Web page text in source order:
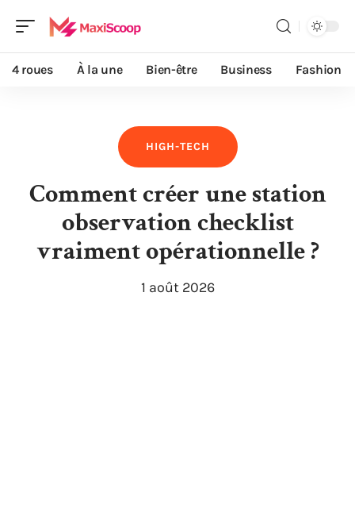
4 roues À la une Bien-être Business Fashion
HIGH-TECH
Comment créer une station
observation checklist
vraiment opérationnelle ?
1 août 2026